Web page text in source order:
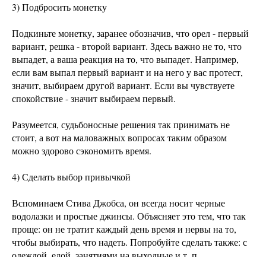
3) Подбросить монетку
Подкиньте монетку, заранее обозначив, что орел - первый
вариант, решка - второй вариант. Здесь важно не то, что
выпадет, а ваша реакция на то, что выпадет. Например,
если вам выпал первый вариант и на него у вас протест,
значит, выбираем другой вариант. Если вы чувствуете
спокойствие - значит выбираем первый.
Разумеется, судьбоносные решения так принимать не
стоит, а вот на маловажных вопросах таким образом
можно здорово сэкономить время.
4) Сделать выбор привычкой
Вспоминаем Стива Джобса, он всегда носит черные
водолазки и простые джинсы. Объясняет это тем, что так
проще: он не тратит каждый день время и нервы на то,
чтобы выбирать, что надеть. Попробуйте сделать также: с